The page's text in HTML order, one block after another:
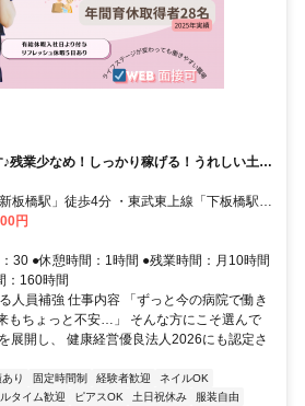
残業少なめ！しっかり稼げる！うれしい土日
板橋駅」徒歩4分 ・東武東上線「下板橋駅」
橋駅」徒歩7分 【最寄り駅】 ・都営三田線
円
30 ●休憩時間：1時間 ●残業時間：月10時間
：160時間
人員補強 仕事内容 「ずっと今の病院で働き
もちょっと不安…」 そんな方にこそ選んで
展開し、 健康経営優良法人2026にも認定さ
り 固定時間制 経験者歓迎
ネイルOK
タイム歓迎 ピアスOK 土日祝休み
服装自由